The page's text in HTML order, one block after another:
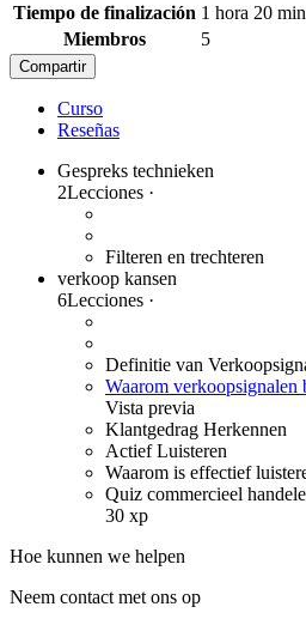
Tiempo de finalización 1 hora 20
Miembros
5
Compartir
Curso
Reseñas
Gespreks technieken
2Lecciones ·
Filteren en trechteren
verkoop kansen
6Lecciones ·
Definitie van
Waarom verkoopsignalen
Vista previa
Klantgedrag Herkennen
Actief Luisteren
Waarom is effectief
Quiz commercieel
30 xp
Hoe kunnen we helpen
Neem contact met ons op